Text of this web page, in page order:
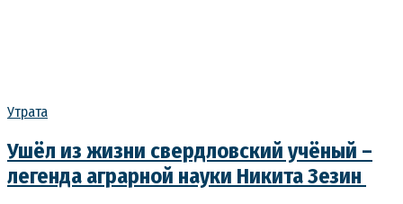
Утрата
Ушёл из жизни свердловский учёный –
легенда аграрной науки Никита Зезин